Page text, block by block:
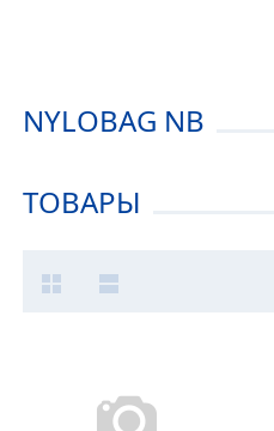
NYLOBAG NB
ТОВАРЫ